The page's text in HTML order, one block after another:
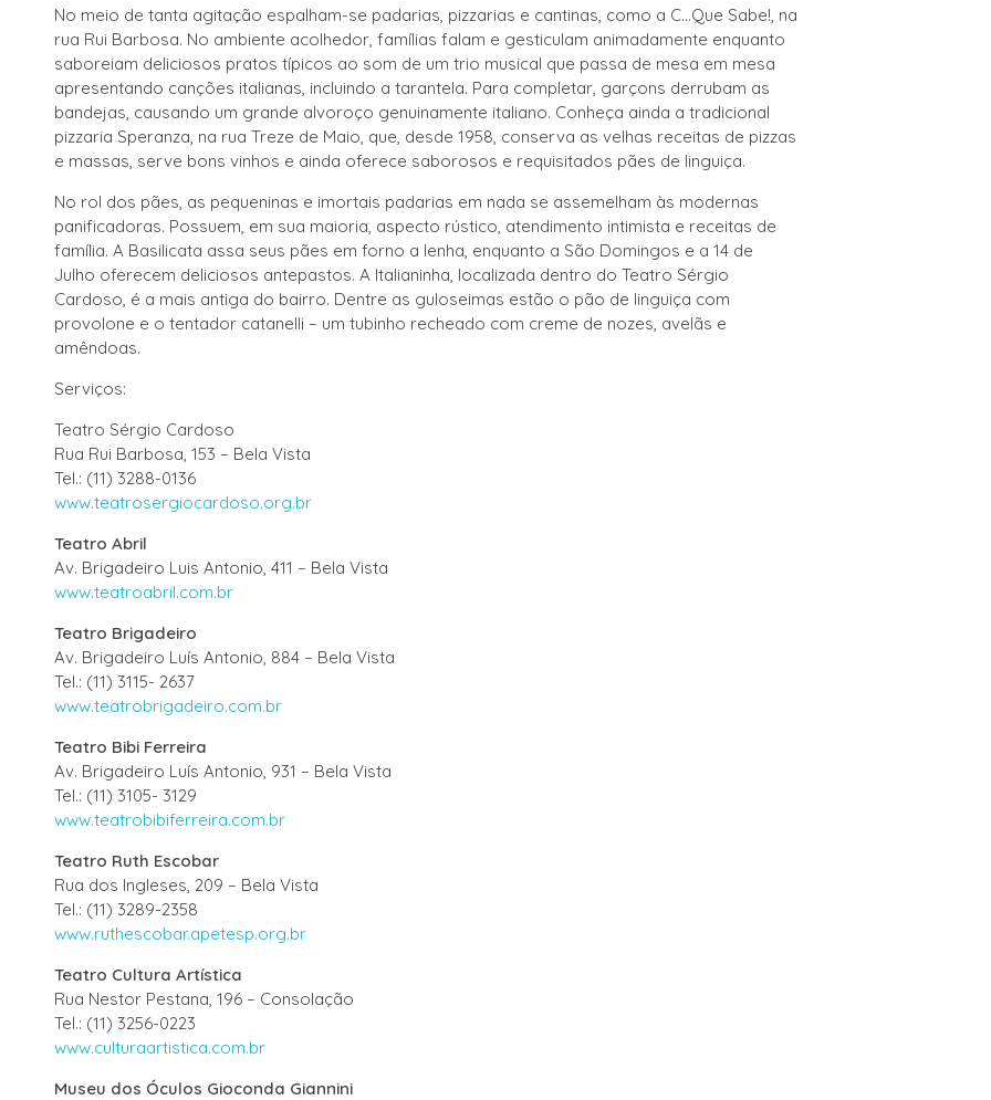
No meio de tanta agitação espalham-se padarias, pizzarias e cantinas, como a C...Que Sabe!, na
rua Rui Barbosa. No ambiente acolhedor, famílias falam e gesticulam animadamente enquanto
saboreiam deliciosos pratos típicos ao som de um trio musical que passa de mesa em mesa
apresentando canções italianas, incluindo a tarantela. Para completar, garçons derrubam as
bandejas, causando um grande alvoroço genuinamente italiano. Conheça ainda a tradicional
pizzaria Speranza, na rua Treze de Maio, que, desde 1958, conserva as velhas receitas de pizzas
e massas, serve bons vinhos e ainda oferece saborosos e requisitados pães de linguiça.
No rol dos pães, as pequeninas e imortais padarias em nada se assemelham às modernas
panificadoras. Possuem, em sua maioria, aspecto rústico, atendimento intimista e receitas de
família. A Basilicata assa seus pães em forno a lenha, enquanto a São Domingos e a 14 de
Julho oferecem deliciosos antepastos. A Italianinha, localizada dentro do Teatro Sérgio
Cardoso, é a mais antiga do bairro. Dentre as guloseimas estão o pão de linguiça com
provolone e o tentador catanelli – um tubinho recheado com creme de nozes, avelãs e
amêndoas.
Serviços:
Teatro Sérgio Cardoso
Rua Rui Barbosa, 153 – Bela Vista
Tel.: (11) 3288-0136
www.teatrosergiocardoso.org.br
Teatro Abril
Av. Brigadeiro Luis Antonio, 411 – Bela Vista
www.teatroabril.com.br
Teatro Brigadeiro
Av. Brigadeiro Luís Antonio, 884 – Bela Vista
Tel.: (11) 3115- 2637
www.teatrobrigadeiro.com.br
Teatro Bibi Ferreira
Av. Brigadeiro Luís Antonio, 931 – Bela Vista
Tel.: (11) 3105- 3129
www.teatrobibiferreira.com.br
Teatro Ruth Escobar
Rua dos Ingleses, 209 – Bela Vista
Tel.: (11) 3289-2358
www.ruthescobar.apetesp.org.br
Teatro Cultura Artística
Rua Nestor Pestana, 196 – Consolação
Tel.: (11) 3256-0223
www.culturaartistica.com.br
Museu dos Óculos Gioconda Giannini